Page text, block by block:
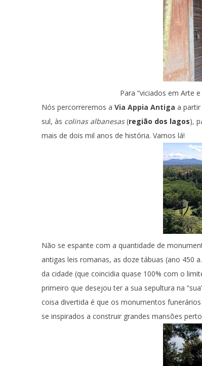
Para “viciados em Arte
Nós percorreremos a Via Appia Antiga a partir
sul, às colinas albanesas(região dos lagos),
mais de dois mil anos de história. Vamos lá!
Não se espante com a quantidade de
antigas leis romanas, as doze tábuas (ano 450
da cidade (que coincidia quase 100% com o
primeiro que desejou ter a sua sepultura na
coisa divertida é que os monumentos
se inspirados a construir grandes mansões